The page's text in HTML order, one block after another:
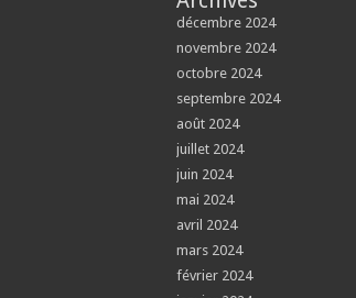
décembre 2024
novembre 2024
octobre 2024
septembre 2024
août 2024
juillet 2024
juin 2024
mai 2024
avril 2024
mars 2024
février 2024